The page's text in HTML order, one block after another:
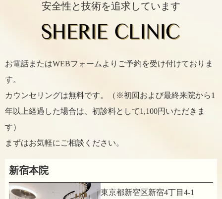
安全性と技術を追求しています
お電話またはWEBフォームよりご予約を受け付けておりま
す。
カウンセリングは無料です。（※初回および最終来院から1
年以上経過した場合は、初診料として1,100円いただきま
す）
まずはお気軽にご相談ください。
新宿本院
東京都新宿区新宿4丁目4-1